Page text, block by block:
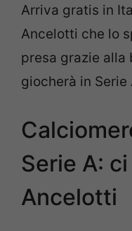
Arriva gratis in
Ancelotti che lo
presa grazie alla
giocherà in
Serie A:
Ancelotti